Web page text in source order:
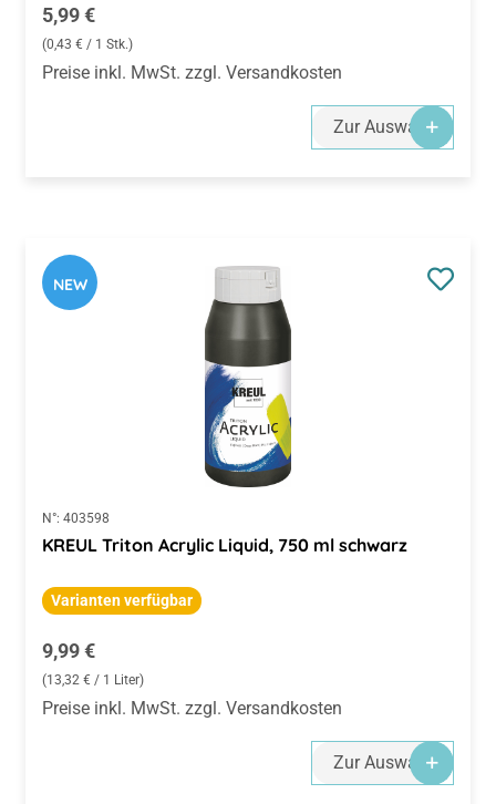
Regulärer Preis:
5,99 €
(0,43 € / 1 Stk.)
Preise inkl. MwSt. zzgl. Versandkosten
Zur Auswahl
NEW
N°: 403598
KREUL Triton Acrylic Liquid, 750 ml schwarz
Varianten verfügbar
Regulärer Preis:
9,99 €
(13,32 € / 1 Liter)
Preise inkl. MwSt. zzgl. Versandkosten
Zur Auswahl